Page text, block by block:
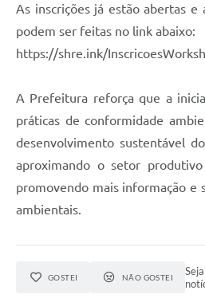
As inscrições já estão abertas e
podem ser feitas no link abaixo:
https://shre.ink/
A Prefeitura reforça que a
práticas de conformidade
desenvolvimento sustentável
aproximando o setor
promovendo mais informação e
ambientais.
GOSTEI NÃO GOSTEI